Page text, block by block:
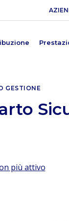
GESTIONE
più attivo